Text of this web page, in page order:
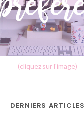
(cliquez sur l'image)
DERNIERS ARTICLES